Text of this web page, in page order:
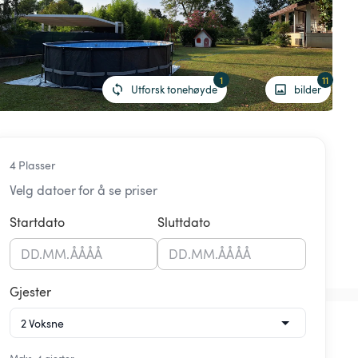
bilder
11
Utforsk tonehøyde
1
4 Plasser
Velg datoer for å se priser
Startdato
DD.MM.ÅÅÅÅ
Sluttdato
DD.MM.ÅÅÅÅ
Gjester